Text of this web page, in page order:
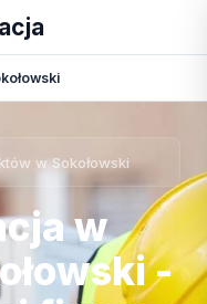
w Sokołowski
w
-